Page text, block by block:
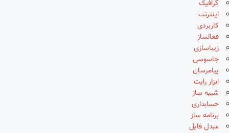
گرافیک
اینترنت
کاربردی
فعالساز
زیباسازی
جاسوسی
پیامرسان
ابزار رایت
شبیه ساز
حسابداری
برنامه ساز
مبدل فایل